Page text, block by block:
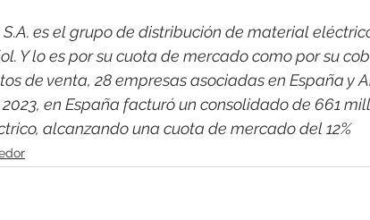
S.A. es el grupo de distribución de material
Y lo es por su cuota de mercado como por su
de venta, 28 empresas asociadas en España y
2023, en España facturó un consolidado de 661
alcanzando una cuota de mercado del 12%